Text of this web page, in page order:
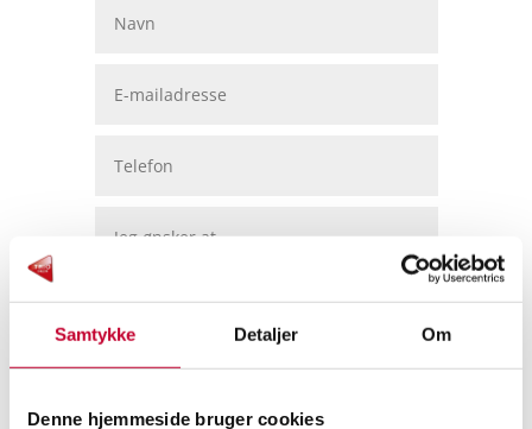
Samtykke Detaljer Om
Denne hjemmeside bruger cookies
INDSEND